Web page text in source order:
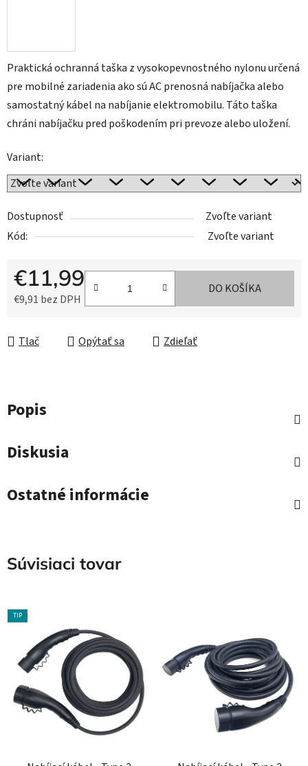
Praktická ochranná taška z vysokopevnostného nylonu určená
pre mobilné zariadenia ako sú AC prenosná nabíjačka alebo
samostatný kábel na nabíjanie elektromobilu. Táto taška
chráni nabíjačku pred poškodením pri prevoze alebo uložení.
Variant:
Dostupnosť
Zvoľte variant
Kód:
Zvoľte variant
€11,99
€9,91 bez DPH
DO KOŠÍKA
Tlač Opýtať sa Zdieľať
Popis
Diskusia
Ostatné informácie
Súvisiaci tovar
TIP